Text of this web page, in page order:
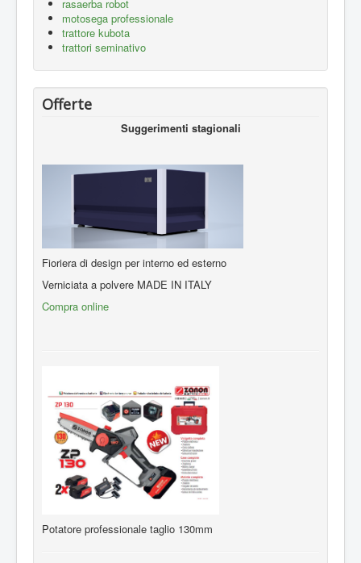
rasaerba robot
motosega professionale
trattore kubota
trattori seminativo
Offerte
Suggerimenti stagionali
Fioriera di design per interno ed esterno
Verniciata a polvere MADE IN ITALY
Compra online
Potatore professionale taglio 130mm